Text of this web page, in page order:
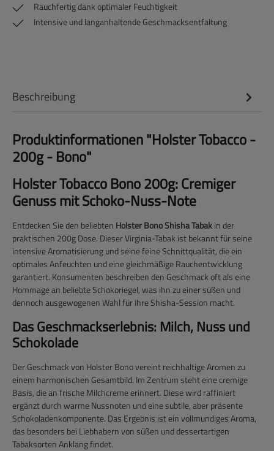
Rauchfertig dank optimaler Feuchtigkeit
Intensive und langanhaltende Geschmacksentfaltung
Beschreibung
Produktinformationen "Holster Tobacco -
200g - Bono"
Holster Tobacco Bono 200g: Cremiger
Genuss mit Schoko-Nuss-Note
Entdecken Sie den beliebten Holster Bono Shisha Tabakin der
praktischen 200g Dose. Dieser Virginia-Tabak ist bekannt für seine
intensive Aromatisierung und seine feine Schnittqualität, die ein
optimales Anfeuchten und eine gleichmäßige Rauchentwicklung
garantiert. Konsumenten beschreiben den Geschmack oft als eine
Hommage an beliebte Schokoriegel, was ihn zu einer süßen und
dennoch ausgewogenen Wahl für Ihre Shisha-Session macht.
Das Geschmackserlebnis: Milch, Nuss und
Schokolade
Der Geschmack von Holster Bono vereint reichhaltige Aromen zu
einem harmonischen Gesamtbild. Im Zentrum steht eine cremige
Basis, die an frische Milchcreme erinnert. Diese wird raffiniert
ergänzt durch warme Nussnoten und eine subtile, aber präsente
Schokoladenkomponente. Das Ergebnis ist ein vollmundiges Aroma,
das besonders bei Liebhabern von süßen und dessertartigen
Tabaksorten Anklang findet.